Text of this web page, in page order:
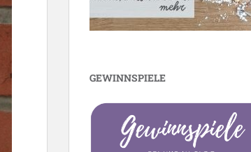
GEWINNSPIELE